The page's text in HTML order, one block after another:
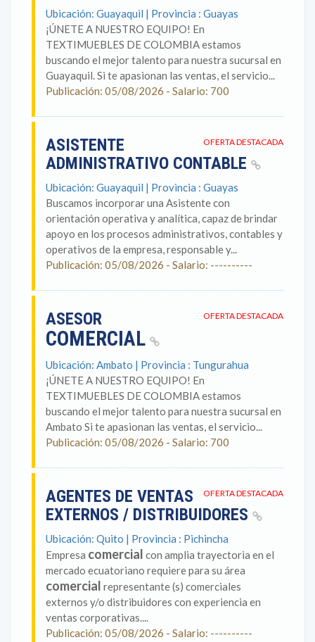
Ubicación: Guayaquil | Provincia : Guayas
¡ÚNETE A NUESTRO EQUIPO! En
TEXTIMUEBLES DE COLOMBIA estamos
buscando el mejor talento para nuestra sucursal en
Guayaquil. Si te apasionan las ventas, el servicio...
Publicación: 05/08/2026 - Salario: 700
OFERTA DESTACADA
ASISTENTE
ADMINISTRATIVO CONTABLE
Ubicación: Guayaquil | Provincia : Guayas
Buscamos incorporar una Asistente con
orientación operativa y analítica, capaz de brindar
apoyo en los procesos administrativos, contables y
operativos de la empresa, responsable y...
Publicación: 05/08/2026 - Salario: ----------
OFERTA DESTACADA
ASESOR
COMERCIAL
Ubicación: Ambato | Provincia : Tungurahua
¡ÚNETE A NUESTRO EQUIPO! En
TEXTIMUEBLES DE COLOMBIA estamos
buscando el mejor talento para nuestra sucursal en
Ambato Si te apasionan las ventas, el servicio...
Publicación: 05/08/2026 - Salario: 700
OFERTA DESTACADA
AGENTES DE VENTAS
EXTERNOS / DISTRIBUIDORES
Ubicación: Quito | Provincia : Pichincha
Empresa comercial con amplia trayectoria en el
mercado ecuatoriano requiere para su área
comercial representante (s) comerciales
externos y/o distribuidores con experiencia en
ventas corporativas....
Publicación: 05/08/2026 - Salario: ----------